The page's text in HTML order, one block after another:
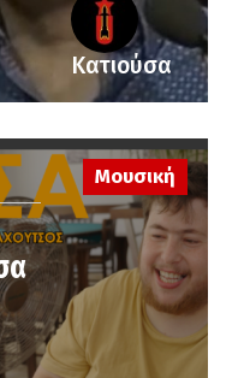
Κατιούσα
Μουσική